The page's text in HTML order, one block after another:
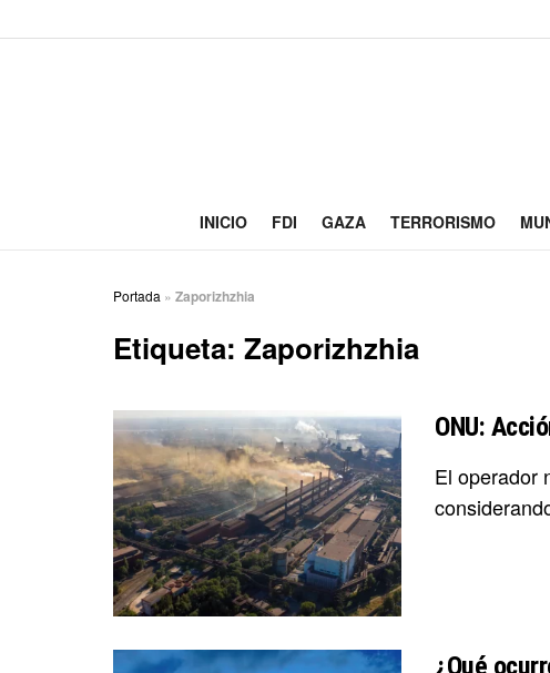
INICIO FDI GAZA TERRORISMO
Portada » Zaporizhzhia
Etiqueta: Zaporizhzhia
ONU:
El operador
¿Qué